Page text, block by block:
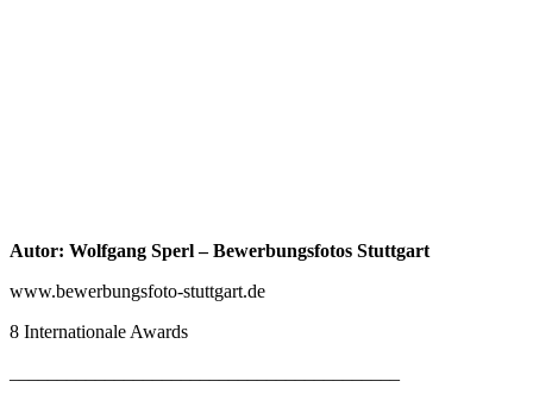
Autor: Wolfgang Sperl – Bewerbungsfotos Stuttgart
www.bewerbungsfoto-stuttgart.de
8 Internationale Awards